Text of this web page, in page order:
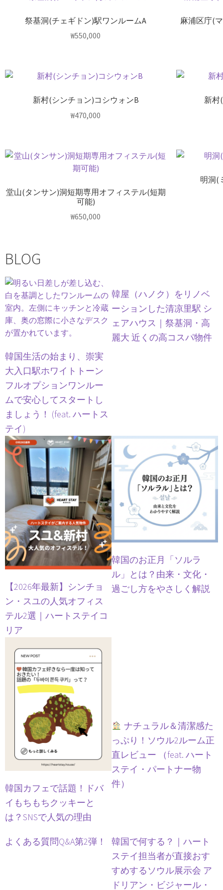
祭基洞(チェギドン)駅ワンルームA
₩550,000
麻浦区庁(
新村(シンチョン)コシウォンB
₩470,000
新村
堂山(タンサン)洞短期専用オフィステル(短期
可能)
₩650,000
明洞(
BLOG
韓国生活の始まり、崇実
大入口駅ホワイトトーン
フルオプションワンルー
ムで安心してスタートし
ましょう！ (feat. ハートス
テイ)
韓屋（ハノク）をリノベ
ーションした清凉里駅 シ
ェアハウス｜祭基洞・高
麗大 近くの高コスパ物件
【2026年最新】シンチョ
ン・スユの人気オフィス
テル2選｜ハートステイコ
リア
韓国のお正月「ソルラ
ル」とは？由来・文化・
過ごし方をやさしく解説
韓国カフェで話題！ドバ
イもちもちクッキーと
は？SNSで人気の理由
ナチュラル＆清潔感た
っぷり！ソウル2ルーム正
直レビュー （feat. ハート
ステイ・パートナー物
件）
よくある質問Q&A第2弾！
韓国で何する？｜ハート
ステイ担当者が直接おす
すめするソウル展示会 ア
ドリアン・ビジャール・